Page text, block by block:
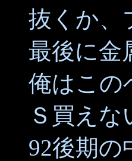
抜くか、
最後に金
俺はこの
Ｓ買えな
92後期の